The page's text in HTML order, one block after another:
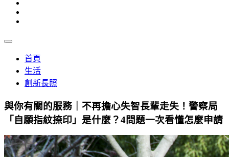
首頁
生活
創新長照
與你有關的服務｜不再擔心失智長輩走失！警察局
「自願指紋捺印」是什麼？4問題一次看懂怎麼申請